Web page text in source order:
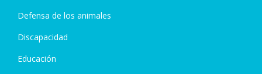
Defensa de los animales
Discapacidad
Educación